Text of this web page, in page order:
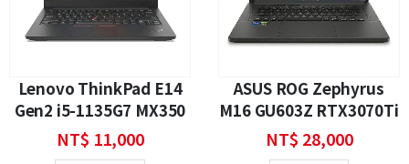
Lenovo ThinkPad E14
Gen2 i5-1135G7 MX350
商務筆電｜嘉義二手筆電
NT$ 11,000
ASUS ROG Zephyrus
M16 GU603Z RTX3070Ti
電競筆電｜嘉義二手筆電
NT$ 28,000